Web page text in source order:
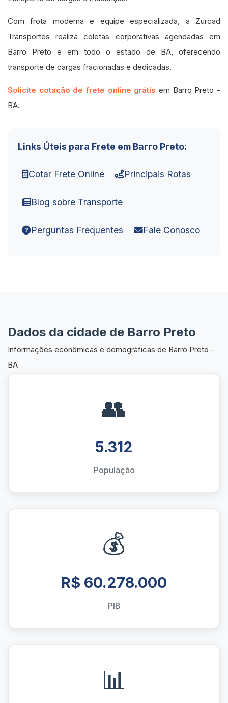
Com frota moderna e equipe especializada, a Zurcad
Transportes realiza coletas corporativas agendadas em
Barro Preto e em todo o estado de BA, oferecendo
transporte de cargas fracionadas e dedicadas.
Solicite cotação de frete online grátis em Barro Preto -
BA.
Links Úteis para Frete em Barro Preto:
Cotar Frete Online Principais Rotas
Blog sobre Transporte
Perguntas Frequentes Fale Conosco
Dados da cidade de Barro Preto
Informações econômicas e demográficas de Barro Preto -
BA
👥
5.312
População
💰
R$ 60.278.000
PIB
📊